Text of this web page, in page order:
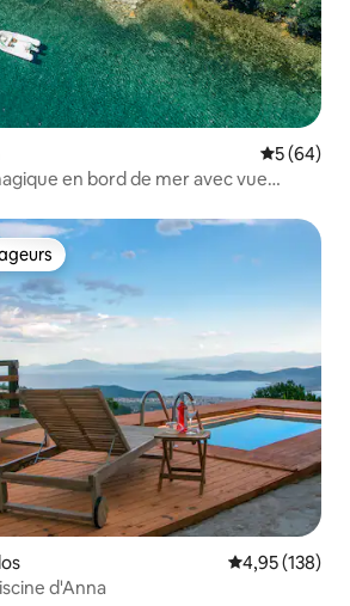
5 (64)
en bord de mer avec vue
Évaluation
4,95 (138)
d'Anna